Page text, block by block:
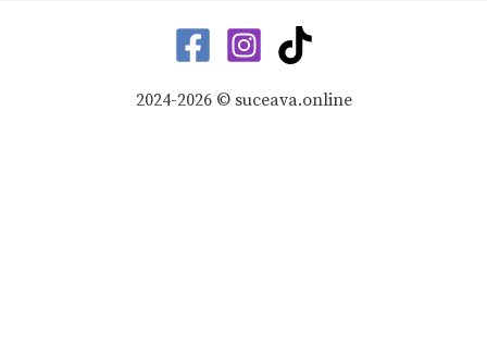
2024-2026 © suceava.online